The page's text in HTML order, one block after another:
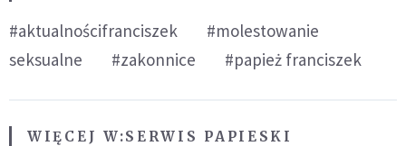
#aktualnościfranciszek
#molestowanie
seksualne
#zakonnice #papież franciszek
WIĘCEJ W:SERWIS PAPIESKI